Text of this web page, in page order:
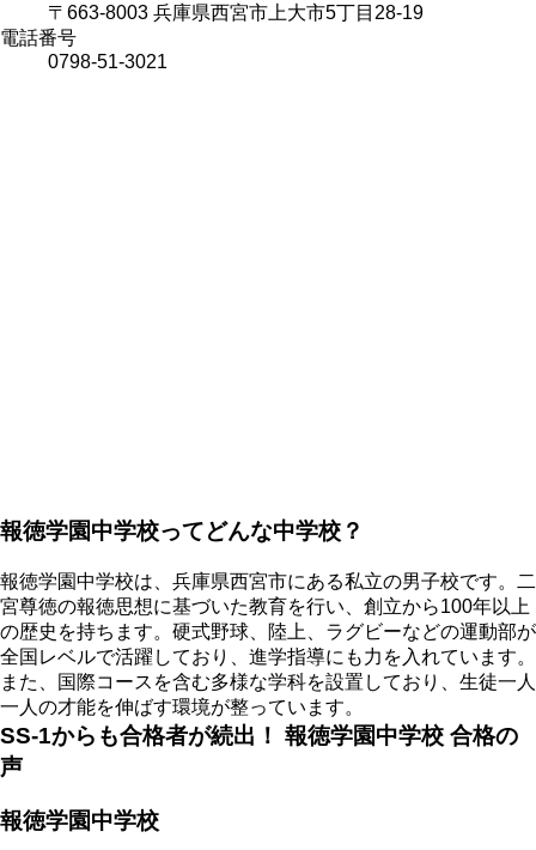
〒663-8003 兵庫県西宮市上大市5丁目28-19
電話番号
0798-51-3021
報徳学園中学校ってどんな中学校？
報徳学園中学校は、兵庫県西宮市にある私立の男子校です。二
宮尊徳の報徳思想に基づいた教育を行い、創立から100年以上
の歴史を持ちます。硬式野球、陸上、ラグビーなどの運動部が
全国レベルで活躍しており、進学指導にも力を入れています。
また、国際コースを含む多様な学科を設置しており、生徒一人
一人の才能を伸ばす環境が整っています。
SS-1からも合格者が続出！ 報徳学園中学校 合格の
声
報徳学園中学校